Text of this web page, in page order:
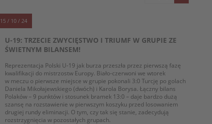
15 / 10 / 24
U-19: TRZECIE ZWYCIĘSTWO I TRIUMF W GRUPIE ZE
ŚWIETNYM BILANSEM!
Reprezentacja Polski U-19 jak burza przeszła przez pierwszą fazę
kwalifikacji do mistrzostw Europy. Biało-czerwoni we wtorek
w meczu o pierwsze miejsce w grupie pokonali 3:0 Turcję po golach
Daniela Mikołajewskiego (dwóch) i Karola Borysa. Łączny bilans
Polaków – 9 punktów i stosunek bramek 13:0 – daje bardzo dużą
szansę na rozstawienie w pierwszym koszyku przed losowaniem
drugiej rundy eliminacji. O tym, czy tak się stanie, zadecydują
rozstrzygnięcia w pozostałych grupach.